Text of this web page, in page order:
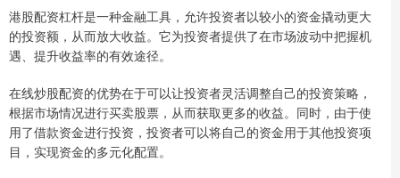
港股配资杠杆是一种金融工具，允许投资者以较小的资金撬动更大
的投资额，从而放大收益。它为投资者提供了在市场波动中把握机
遇、提升收益率的有效途径。
在线炒股配资的优势在于可以让投资者灵活调整自己的投资策略，
根据市场情况进行买卖股票，从而获取更多的收益。同时，由于使
用了借款资金进行投资，投资者可以将自己的资金用于其他投资项
目，实现资金的多元化配置。